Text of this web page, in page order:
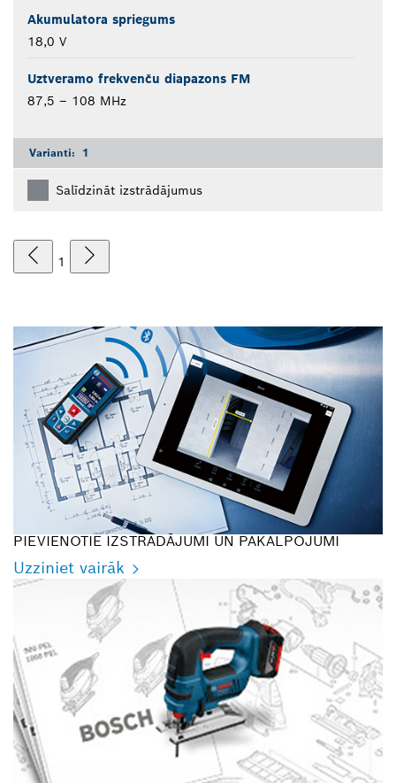
Akumulatora spriegums
18,0 V
Uztveramo frekvenču diapazons FM
87,5 – 108 MHz
Varianti: 1
Salīdzināt izstrādājumus
1
PIEVIENOTIE IZSTRĀDĀJUMI UN PAKALPOJUMI
Uzziniet vairāk